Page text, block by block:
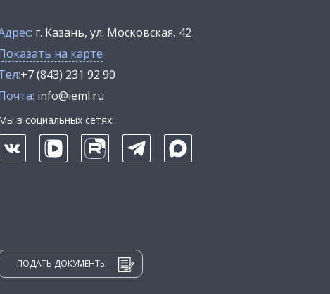
г. Казань, ул. Московская, 42
на карте
+7 (843) 231 92 90
info@ieml.ru
в социальных сетях:
ПОДАТЬ ДОКУМЕНТЫ